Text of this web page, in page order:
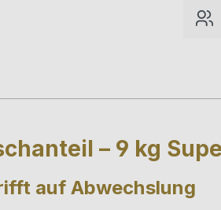
– 9 kg
auf Abwechslung